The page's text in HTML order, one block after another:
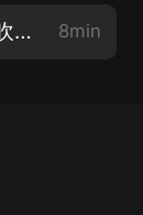
贅婿雄起風水路 008 傻逼又開始吹牛（新書上架，求關注訂閱好評月票） 8min